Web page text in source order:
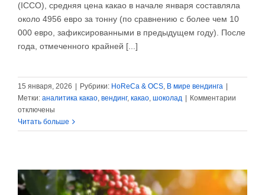
(ICCO), средняя цена какао в начале января составляла
около 4956 евро за тонну (по сравнению с более чем 10
000 евро, зафиксированными в предыдущем году). После
года, отмеченного крайней [...]
15 января, 2026 Рубрики: HoReCa & OCS, В мире вендинга
Метки: аналитика какао, вендинг, какао, шоколад Комментарии
начале
цена
на
какао
отключены
Читать больше